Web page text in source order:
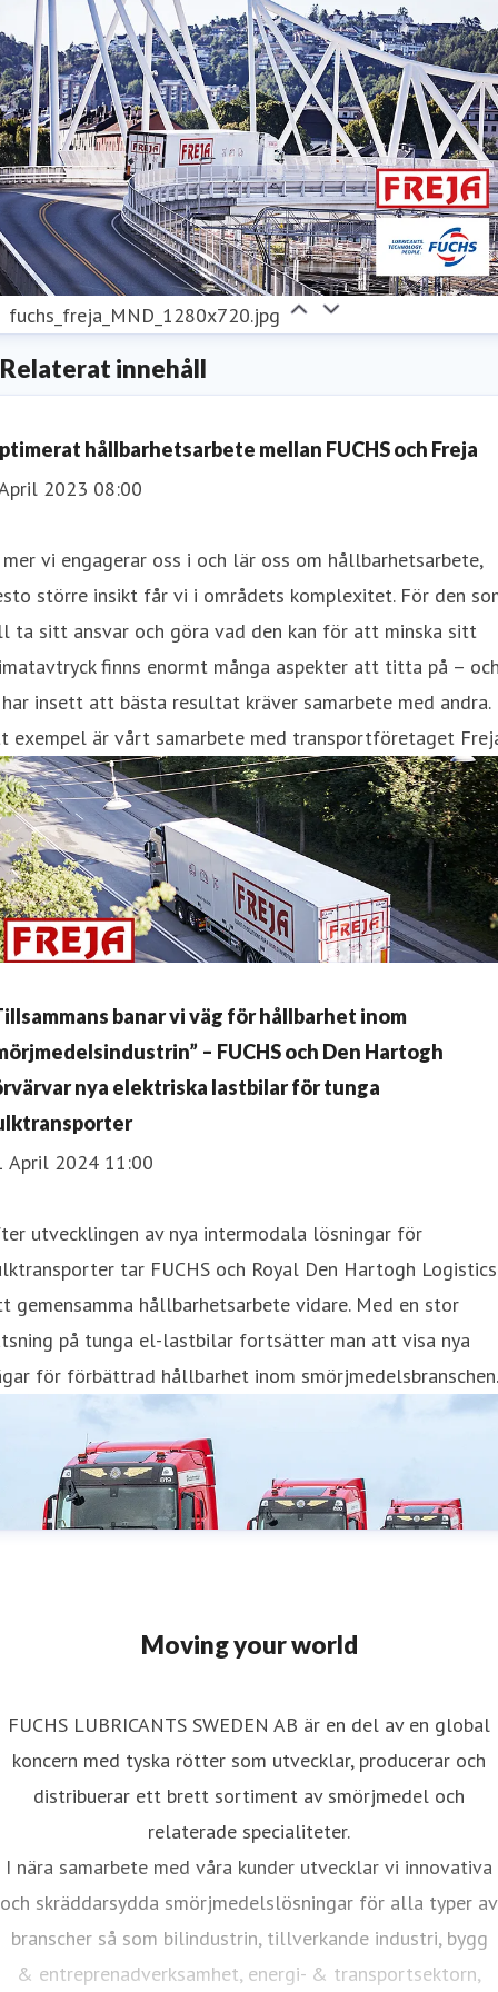
fuchs_freja_MND_1280x720.jpg
Relaterat innehåll
hållbarhetsarbete mellan FUCHS och Freja
2023 08:00
mer vi engagerar oss i och lär oss om hållbarhetsarbete,
större insikt får vi i områdets komplexitet. För den
ta sitt ansvar och göra vad den kan för att minska sitt
finns enormt många aspekter att titta på –
insett att bästa resultat kräver samarbete med andra.
exempel är vårt samarbete med transportföretaget
banar vi väg för hållbarhet inom
– FUCHS och Den Hartogh
nya elektriska lastbilar för tunga
April 2024 11:00
utvecklingen av nya intermodala lösningar för
tar FUCHS och Royal Den Hartogh Logistics
gemensamma hållbarhetsarbete vidare. Med en stor
på tunga el-lastbilar fortsätter man att visa nya
för förbättrad hållbarhet inom smörjmedelsbranschen.
Moving your world
FUCHS LUBRICANTS SWEDEN AB är en del av en global
koncern med tyska rötter som utvecklar, producerar och
distribuerar ett brett sortiment av smörjmedel och
relaterade specialiteter.
I nära samarbete med våra kunder utvecklar vi innovativa
och skräddarsydda smörjmedelslösningar för alla typer av
branscher så som bilindustrin, tillverkande industri, bygg
& entreprenadverksamhet, energi- & transportsektorn,